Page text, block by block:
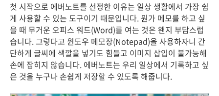
첫 시작으로 에버노트를 선정한 이유는 일상 생활에서 가장 쉽
게 사용할 수 있는 도구이기 때문입니다. 뭔가 메모를 하고 싶
을 때 무거운 오피스 워드(Word)를 여는 것은 왠지 부담스럽
습니다. 그렇다고 윈도우 메모장(Notepad)을 사용하자니 간
단하게 글씨에 색깔을 넣기도 힘들고 이미지 삽입이 불가능해
손에 잡히지 않습니다. 에버노트는 우리 일상에서 기록하고 싶
은 것을 누구나 손쉽게 저장할 수 있도록 해줍니다.